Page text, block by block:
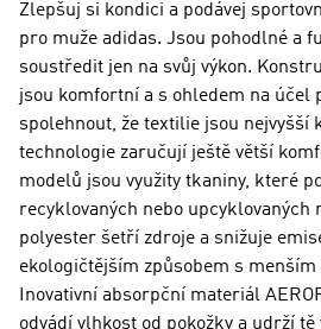
Zlepšuj si kondici a podávej
pro muže adidas. Jsou pohodlné a
soustředit jen na svůj výkon.
jsou komfortní a s ohledem na účel
spolehnout, že textilie jsou nejvyšší
technologie zaručují ještě větší
modelů jsou využity tkaniny, které
recyklovaných nebo upcyklovaných
polyester šetří zdroje a snižuje
ekologičtějším způsobem s menším
Inovativní absorpční materiál
odvádí vlhkost od pokožky a udrží